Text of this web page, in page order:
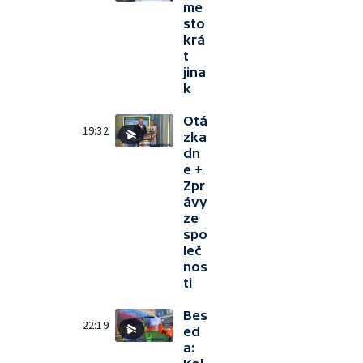
me
sto
krá
t
jina
k
19:32
Otá
zka
dn
e +
Zpr
ávy
ze
spo
leč
nos
ti
22:19
Bes
ed
a: